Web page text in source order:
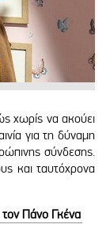
χωρίς να ακούει
για τη δύναμη
σύνδεσης.
και ταυτόχρονα
Πάνο Γκένα